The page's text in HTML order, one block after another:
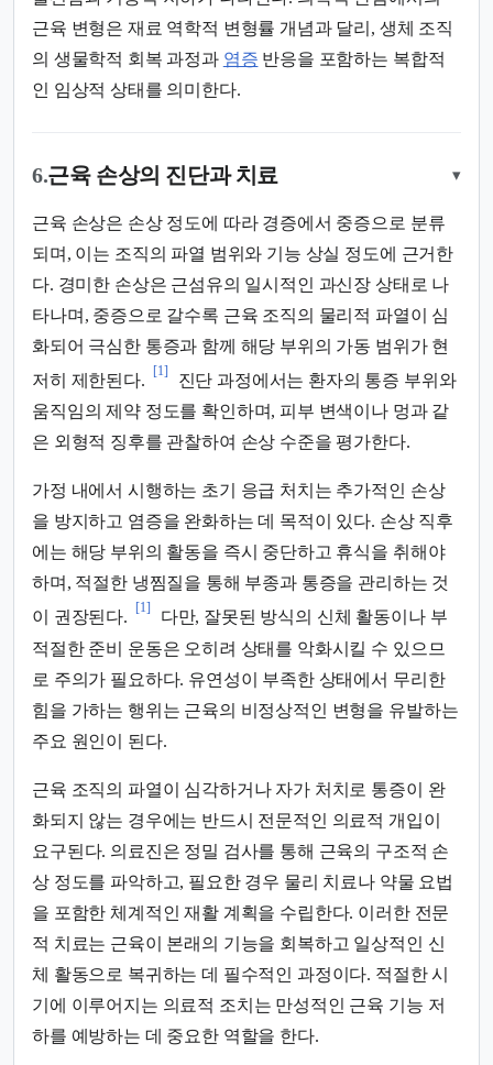
근육 변형은 재료 역학적 변형률 개념과 달리, 생체 조직
의 생물학적 회복 과정과 염증 반응을 포함하는 복합적
인 임상적 상태를 의미한다.
6.근육 손상의 진단과 치료 ▾
근육 손상은 손상 정도에 따라 경증에서 중증으로 분류
되며, 이는 조직의 파열 범위와 기능 상실 정도에 근거한
다. 경미한 손상은 근섬유의 일시적인 과신장 상태로 나
타나며, 중증으로 갈수록 근육 조직의 물리적 파열이 심
화되어 극심한 통증과 함께 해당 부위의 가동 범위가 현
저히 제한된다.
[1]
진단 과정에서는 환자의 통증 부위와
움직임의 제약 정도를 확인하며, 피부 변색이나 멍과 같
은 외형적 징후를 관찰하여 손상 수준을 평가한다.
가정 내에서 시행하는 초기 응급 처치는 추가적인 손상
을 방지하고 염증을 완화하는 데 목적이 있다. 손상 직후
에는 해당 부위의 활동을 즉시 중단하고 휴식을 취해야
하며, 적절한 냉찜질을 통해 부종과 통증을 관리하는 것
이 권장된다.
[1]
다만, 잘못된 방식의 신체 활동이나 부
적절한 준비 운동은 오히려 상태를 악화시킬 수 있으므
로 주의가 필요하다. 유연성이 부족한 상태에서 무리한
힘을 가하는 행위는 근육의 비정상적인 변형을 유발하는
주요 원인이 된다.
근육 조직의 파열이 심각하거나 자가 처치로 통증이 완
화되지 않는 경우에는 반드시 전문적인 의료적 개입이
요구된다. 의료진은 정밀 검사를 통해 근육의 구조적 손
상 정도를 파악하고, 필요한 경우 물리 치료나 약물 요법
을 포함한 체계적인 재활 계획을 수립한다. 이러한 전문
적 치료는 근육이 본래의 기능을 회복하고 일상적인 신
체 활동으로 복귀하는 데 필수적인 과정이다. 적절한 시
기에 이루어지는 의료적 조치는 만성적인 근육 기능 저
하를 예방하는 데 중요한 역할을 한다.